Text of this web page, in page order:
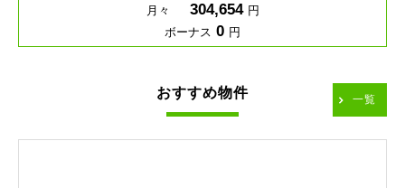
月々 304,654 円
ボーナス 0 円
おすすめ物件 一覧